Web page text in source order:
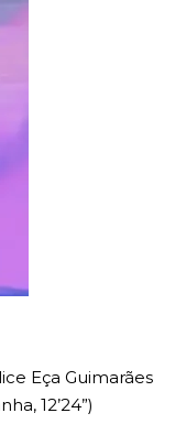
Eça Guimarães
12’24”)